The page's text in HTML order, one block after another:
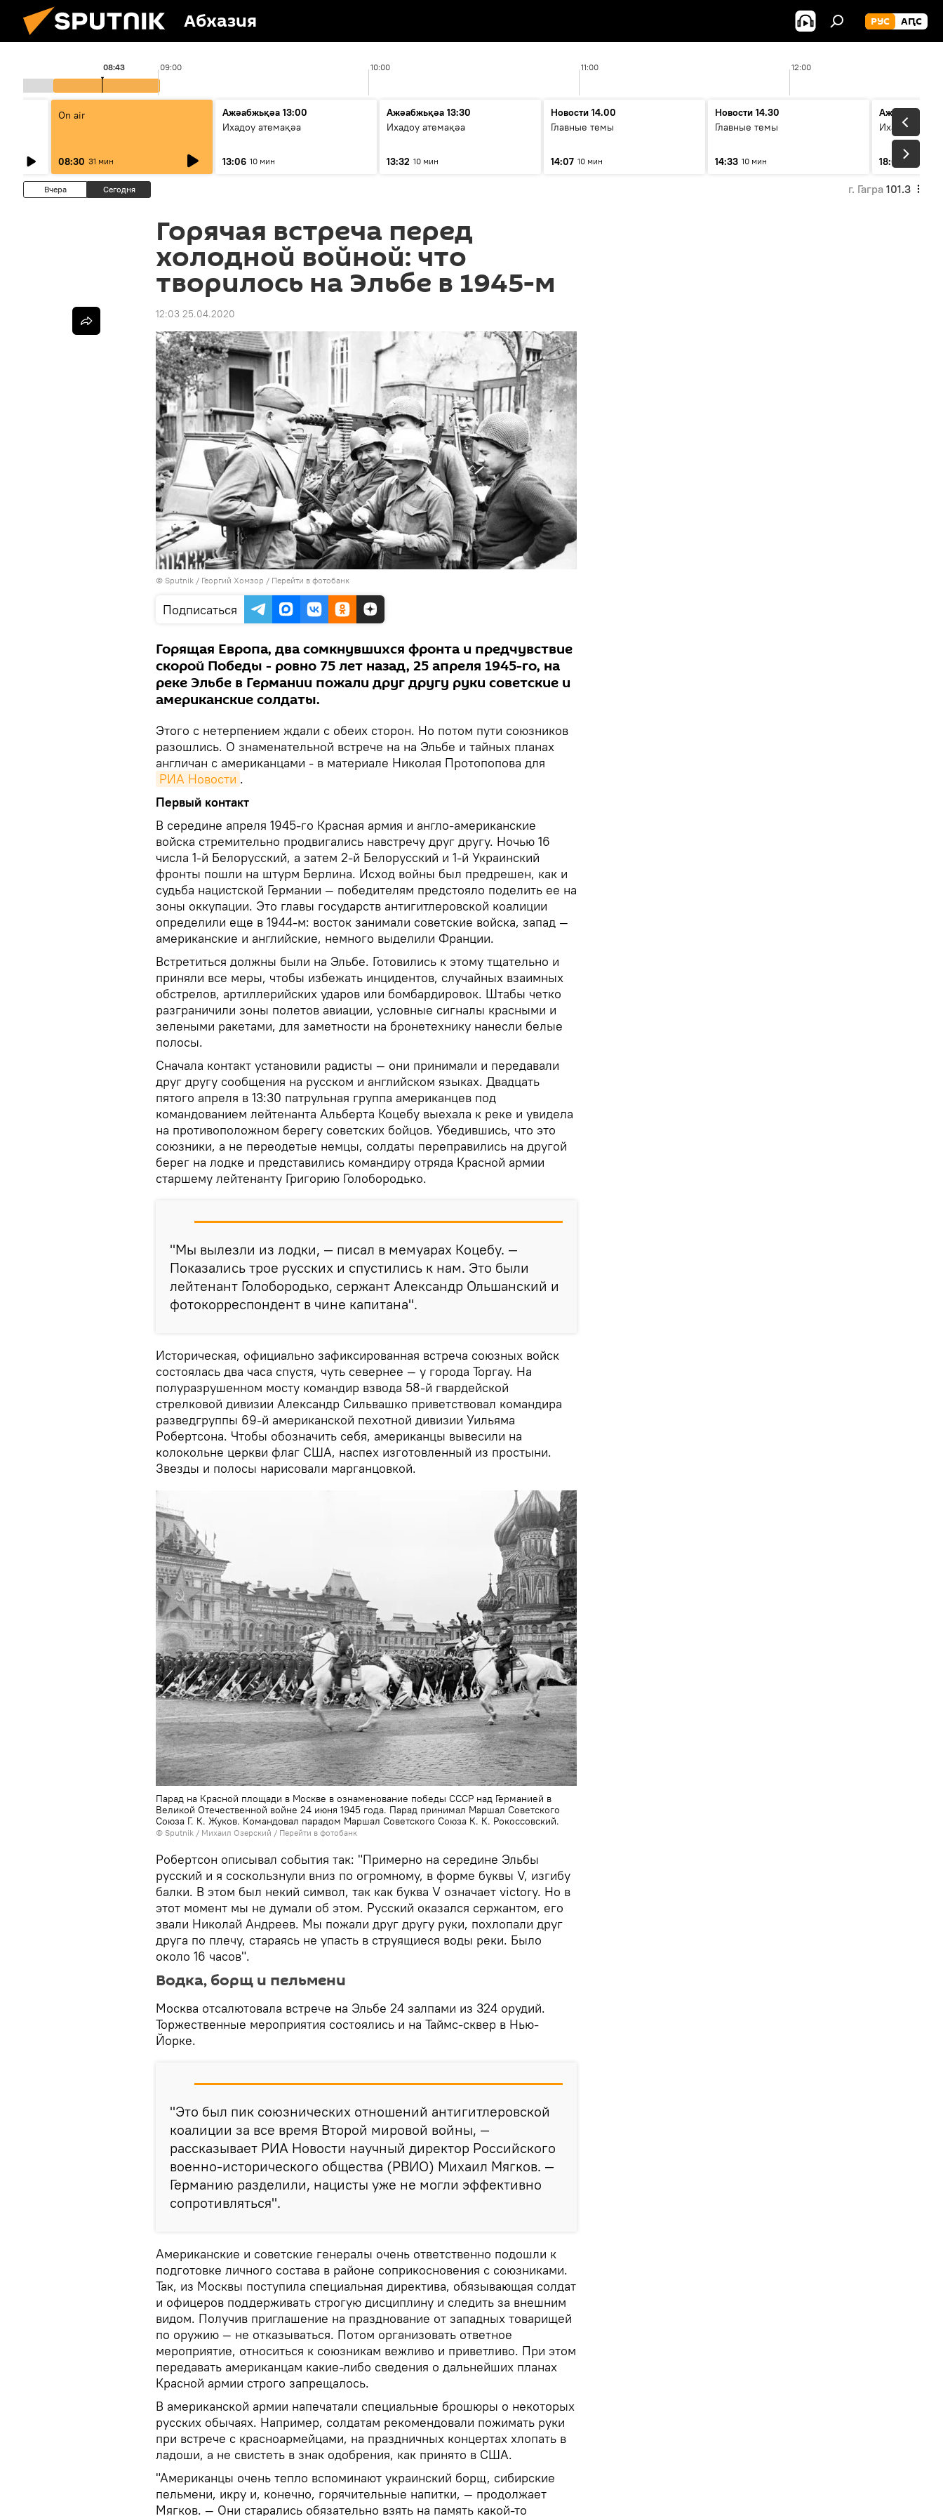
Абхазия РУС АԤС
09:00 10:00 11:00 12:00
08:43
On air
08:30 31 мин
Ажәабжьқәа 13:00
Ихадоу атемақәа
13:06 10 мин
Ажәабжьқәа 13:30
Ихадоу атемақәа
13:32 10 мин
Новости 14.00
Главные темы
14:07 10 мин
Новости 14.30
Главные темы
14:33 10 мин
Ажәабжьқәа
Ихадоу
18:06
Вчера Сегодня г. Гагра 101.3
Горячая встреча перед
холодной войной: что
творилось на Эльбе в 1945-м
12:03 25.04.2020
© Sputnik / Георгий Хомзор / Перейти в фотобанк
Подписаться
Горящая Европа, два сомкнувшихся фронта и предчувствие
скорой Победы - ровно 75 лет назад, 25 апреля 1945-го, на
реке Эльбе в Германии пожали друг другу руки советские и
американские солдаты.
Этого с нетерпением ждали с обеих сторон. Но потом пути союзников
разошлись. О знаменательной встрече на на Эльбе и тайных планах
англичан с американцами - в материале Николая Протопопова для
РИА Новости .
Первый контакт
В середине апреля 1945-го Красная армия и англо-американские
войска стремительно продвигались навстречу друг другу. Ночью 16
числа 1-й Белорусский, а затем 2-й Белорусский и 1-й Украинский
фронты пошли на штурм Берлина. Исход войны был предрешен, как и
судьба нацистской Германии — победителям предстояло поделить ее на
зоны оккупации. Это главы государств антигитлеровской коалиции
определили еще в 1944-м: восток занимали советские войска, запад —
американские и английские, немного выделили Франции.
Встретиться должны были на Эльбе. Готовились к этому тщательно и
приняли все меры, чтобы избежать инцидентов, случайных взаимных
обстрелов, артиллерийских ударов или бомбардировок. Штабы четко
разграничили зоны полетов авиации, условные сигналы красными и
зелеными ракетами, для заметности на бронетехнику нанесли белые
полосы.
Сначала контакт установили радисты — они принимали и передавали
друг другу сообщения на русском и английском языках. Двадцать
пятого апреля в 13:30 патрульная группа американцев под
командованием лейтенанта Альберта Коцебу выехала к реке и увидела
на противоположном берегу советских бойцов. Убедившись, что это
союзники, а не переодетые немцы, солдаты переправились на другой
берег на лодке и представились командиру отряда Красной армии
старшему лейтенанту Григорию Голобородько.
"Мы вылезли из лодки, — писал в мемуарах Коцебу. —
Показались трое русских и спустились к нам. Это были
лейтенант Голобородько, сержант Александр Ольшанский и
фотокорреспондент в чине капитана".
Историческая, официально зафиксированная встреча союзных войск
состоялась два часа спустя, чуть севернее — у города Торгау. На
полуразрушенном мосту командир взвода 58-й гвардейской
стрелковой дивизии Александр Сильвашко приветствовал командира
разведгруппы 69-й американской пехотной дивизии Уильяма
Робертсона. Чтобы обозначить себя, американцы вывесили на
колокольне церкви флаг США, наспех изготовленный из простыни.
Звезды и полосы нарисовали марганцовкой.
Парад на Красной площади в Москве в ознаменование победы СССР над Германией в
Великой Отечественной войне 24 июня 1945 года. Парад принимал Маршал Советского
Союза Г. К. Жуков. Командовал парадом Маршал Советского Союза К. К. Рокоссовский.
© Sputnik / Михаил Озерский / Перейти в фотобанк
Робертсон описывал события так: "Примерно на середине Эльбы
русский и я соскользнули вниз по огромному, в форме буквы V, изгибу
балки. В этом был некий символ, так как буква V означает victory. Но в
этот момент мы не думали об этом. Русский оказался сержантом, его
звали Николай Андреев. Мы пожали друг другу руки, похлопали друг
друга по плечу, стараясь не упасть в струящиеся воды реки. Было
около 16 часов".
Водка, борщ и пельмени
Москва отсалютовала встрече на Эльбе 24 залпами из 324 орудий.
Торжественные мероприятия состоялись и на Таймс-cквер в Нью-
Йорке.
"Это был пик союзнических отношений антигитлеровской
коалиции за все время Второй мировой войны, —
рассказывает РИА Новости научный директор Российского
военно-исторического общества (РВИО) Михаил Мягков. —
Германию разделили, нацисты уже не могли эффективно
сопротивляться".
Американские и советские генералы очень ответственно подошли к
подготовке личного состава в районе соприкосновения с союзниками.
Так, из Москвы поступила специальная директива, обязывающая солдат
и офицеров поддерживать строгую дисциплину и следить за внешним
видом. Получив приглашение на празднование от западных товарищей
по оружию — не отказываться. Потом организовать ответное
мероприятие, относиться к союзникам вежливо и приветливо. При этом
передавать американцам какие-либо сведения о дальнейших планах
Красной армии строго запрещалось.
В американской армии напечатали специальные брошюры о некоторых
русских обычаях. Например, солдатам рекомендовали пожимать руки
при встрече с красноармейцами, на праздничных концертах хлопать в
ладоши, а не свистеть в знак одобрения, как принято в США.
"Американцы очень тепло вспоминают украинский борщ, сибирские
пельмени, икру и, конечно, горячительные напитки, — продолжает
Мягков. — Они старались обязательно взять на память какой-то